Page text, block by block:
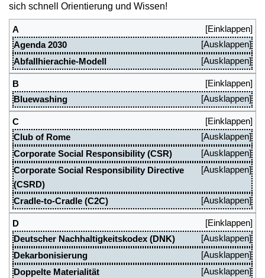
sich schnell Orientierung und Wissen!
A
Agenda 2030
Abfallhierachie-Modell
B
Bluewashing
C
Club of Rome
Corporate Social Responsibility (CSR)
Corporate Social Responsibility Directive
(CSRD)
Cradle-to-Cradle (C2C)
D
Deutscher Nachhaltigkeitskodex (DNK)
Dekarbonisierung
Doppelte Materialität